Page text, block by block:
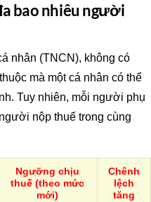
bao nhiêu người
nhân (TNCN), không có
mà một cá nhân có thể
Tuy nhiên, mỗi người phụ
nộp thuế trong cùng
Ngưỡng chịu
thuế (theo mức
mới)
Chênh
lệch
tăng